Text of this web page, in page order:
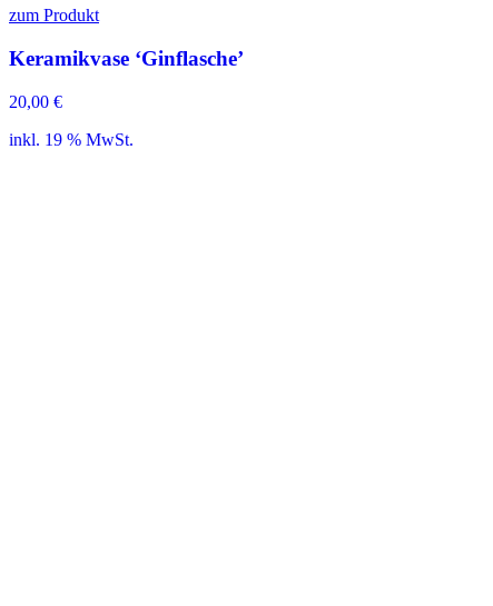
zum Produkt
Keramikvase ‘Ginflasche’
20,00 €
inkl. 19 % MwSt.